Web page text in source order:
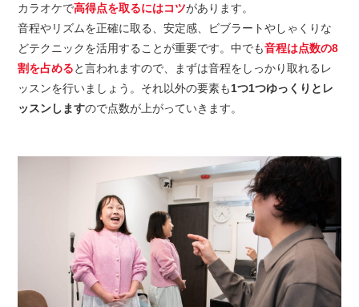
カラオケで高得点を取るにはコツがあります。
音程やリズムを正確に取る、安定感、ビブラートやしゃくりな
どテクニックを活用することが重要です。中でも音程は点数の8
割を占めると言われますので、まずは音程をしっかり取れるレ
ッスンを行いましょう。それ以外の要素も1つ1つゆっくりとレ
ッスンしますので点数が上がっていきます。